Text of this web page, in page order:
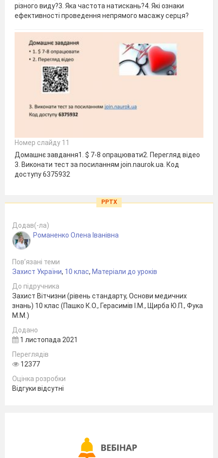
різного виду?3. Яка частота натискань?4. Які ознаки
ефективності проведення непрямого масажу серця?
Номер слайду 11
Домашнє завдання1. $ 7-8 опрацювати2. Перегляд відео
3. Виконати тест за посиланням join.naurok.ua. Код
доступу 6375932
PPTX
Додав(-ла)
Романенко Олена Іванівна
Пов’язані теми
Захист України, 10 клас, Матеріали до уроків
До підручника
Захист Вітчизни (рівень стандарту, Основи медичних
знань) 10 клас (Пашко К.О., Герасимів І.М., Щирба Ю.П., Фука
М.М.)
Додано
1 листопада 2021
Переглядів
12377
Оцінка розробки
Відгуки відсутні